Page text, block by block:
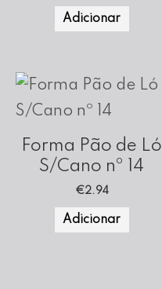
Adicionar
Forma Pão de Ló
S/Cano nº 14
€2.94
Adicionar